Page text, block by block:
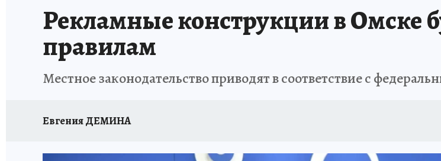
Рекламные конструкции в Омске
правилам
Местное законодательство приводят в соответствие с
Евгения ДЕМИНА